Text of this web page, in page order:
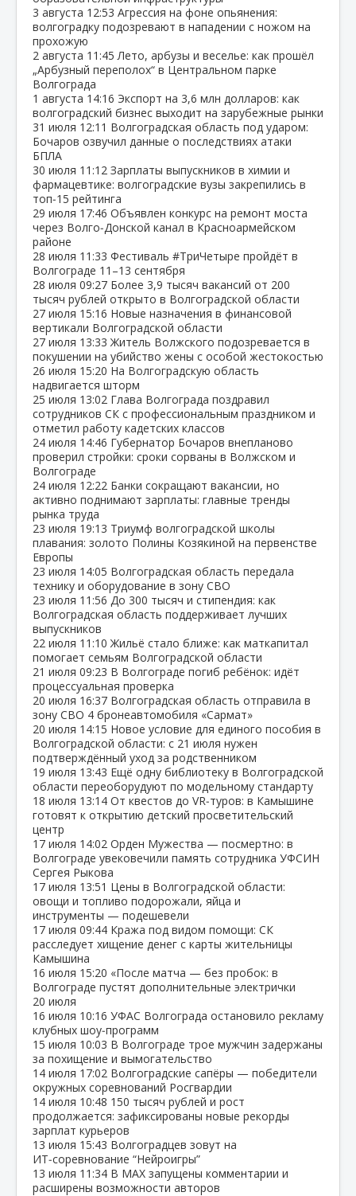
3 августа 12:53 Агрессия на фоне опьянения:
волгоградку подозревают в нападении с ножом на
прохожую
2 августа 11:45 Лето, арбузы и веселье: как прошёл
„Арбузный переполох“ в Центральном парке
Волгограда
1 августа 14:16 Экспорт на 3,6 млн долларов: как
волгоградский бизнес выходит на зарубежные рынки
31 июля 12:11 Волгоградская область под ударом:
Бочаров озвучил данные о последствиях атаки
БПЛА
30 июля 11:12 Зарплаты выпускников в химии и
фармацевтике: волгоградские вузы закрепились в
топ‑15 рейтинга
29 июля 17:46 Объявлен конкурс на ремонт моста
через Волго‑Донской канал в Красноармейском
районе
28 июля 11:33 Фестиваль #ТриЧетыре пройдёт в
Волгограде 11–13 сентября
28 июля 09:27 Более 3,9 тысяч вакансий от 200
тысяч рублей открыто в Волгоградской области
27 июля 15:16 Новые назначения в финансовой
вертикали Волгоградской области
27 июля 13:33 Житель Волжского подозревается в
покушении на убийство жены с особой жестокостью
26 июля 15:20 На Волгоградскую область
надвигается шторм
25 июля 13:02 Глава Волгограда поздравил
сотрудников СК с профессиональным праздником и
отметил работу кадетских классов
24 июля 14:46 Губернатор Бочаров внепланово
проверил стройки: сроки сорваны в Волжском и
Волгограде
24 июля 12:22 Банки сокращают вакансии, но
активно поднимают зарплаты: главные тренды
рынка труда
23 июля 19:13 Триумф волгоградской школы
плавания: золото Полины Козякиной на первенстве
Европы
23 июля 14:05 Волгоградская область передала
технику и оборудование в зону СВО
23 июля 11:56 До 300 тысяч и стипендия: как
Волгоградская область поддерживает лучших
выпускников
22 июля 11:10 Жильё стало ближе: как маткапитал
помогает семьям Волгоградской области
21 июля 09:23 В Волгограде погиб ребёнок: идёт
процессуальная проверка
20 июля 16:37 Волгоградская область отправила в
зону СВО 4 бронеавтомобиля «Сармат»
20 июля 14:15 Новое условие для единого пособия в
Волгоградской области: с 21 июля нужен
подтверждённый уход за родственником
19 июля 13:43 Ещё одну библиотеку в Волгоградской
области переоборудуют по модельному стандарту
18 июля 13:14 От квестов до VR‑туров: в Камышине
готовят к открытию детский просветительский
центр
17 июля 14:02 Орден Мужества — посмертно: в
Волгограде увековечили память сотрудника УФСИН
Сергея Рыкова
17 июля 13:51 Цены в Волгоградской области:
овощи и топливо подорожали, яйца и
инструменты — подешевели
17 июля 09:44 Кража под видом помощи: СК
расследует хищение денег с карты жительницы
Камышина
16 июля 15:20 «После матча — без пробок: в
Волгограде пустят дополнительные электрички
20 июля
16 июля 10:16 УФАС Волгограда остановило рекламу
клубных шоу‑программ
15 июля 10:03 В Волгограде трое мужчин задержаны
за похищение и вымогательство
14 июля 17:02 Волгоградские сапёры — победители
окружных соревнований Росгвардии
14 июля 10:48 150 тысяч рублей и рост
продолжается: зафиксированы новые рекорды
зарплат курьеров
13 июля 15:43 Волгоградцев зовут на
ИТ‑соревнование “Нейроигры”
13 июля 11:34 В МАХ запущены комментарии и
расширены возможности авторов